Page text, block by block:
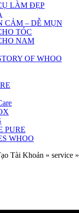
LÀM ĐẸP
CẢM – DỄ MỤN
TÓC
NAM
OF WHOO
PURE
WHOO
Tài Khoản » service »